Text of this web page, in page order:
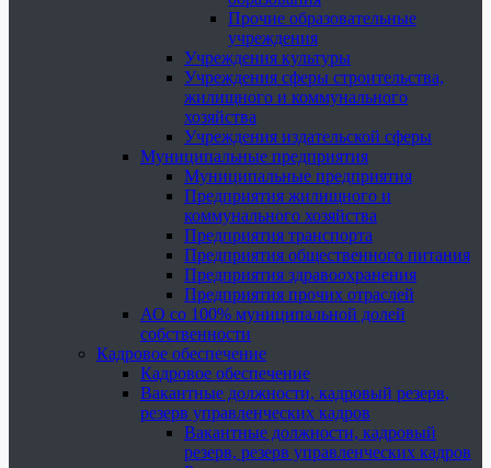
Прочие образовательные
учреждения
Учреждения культуры
Учреждения сферы строительства,
жилищного и коммунального
хозяйства
Учреждения издательской сферы
Муниципальные предприятия
Муниципальные предприятия
Предприятия жилищного и
коммунального хозяйства
Предприятия транспорта
Предприятия общественного питания
Предприятия здравоохранения
Предприятия прочих отраслей
АО со 100% муниципальной долей
собственности
Кадровое обеспечение
Кадровое обеспечение
Вакантные должности, кадровый резерв,
резерв управленческих кадров
Вакантные должности, кадровый
резерв, резерв управленческих кадров